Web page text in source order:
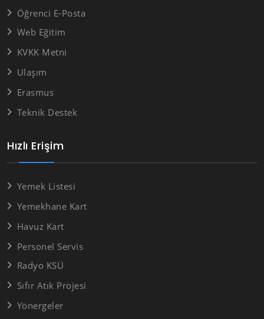
Hızlı Erişim
Yemek Listesi
Yemekhane Kart
Havuz Kart
Personel Servis
Radyo KSÜ
Sıfır Atık Projesi
Yönergeler
Öğrenci E-Posta
Web Eğitim
KVKK Metni
Ulaşım
Erasmus
Teknik Destek